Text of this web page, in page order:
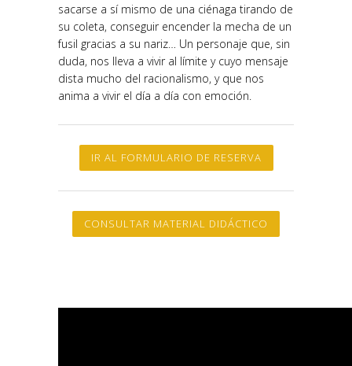
sacarse a sí mismo de una ciénaga tirando de
su coleta, conseguir encender la mecha de un
fusil gracias a su nariz… Un personaje que, sin
duda, nos lleva a vivir al límite y cuyo mensaje
dista mucho del racionalismo, y que nos
anima a vivir el día a día con emoción.
IR AL FORMULARIO DE RESERVA
CONSULTAR MATERIAL DIDÁCTICO